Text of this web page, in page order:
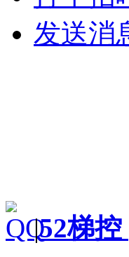
发送消
|52梯